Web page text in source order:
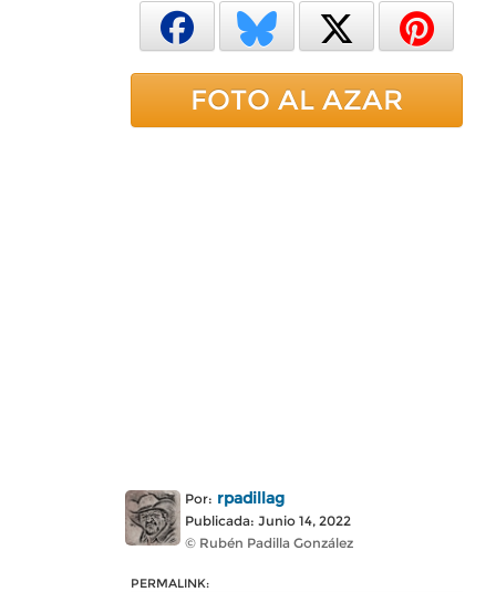
FOTO AL AZAR
Por: rpadillag
Publicada: Junio 14, 2022
© Rubén Padilla González
PERMALINK: